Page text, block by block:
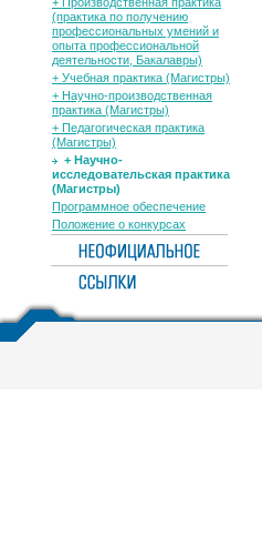
(практика по получению
профессиональных умений и
опыта профессиональной
деятельности, Бакалавры)
+ Учебная практика (Магистры)
+ Научно-производственная
практика (Магистры)
+ Педагогическая практика
(Магистры)
+ Научно-
исследовательская практика
(Магистры)
Программное обеспечение
Положение о конкурсах